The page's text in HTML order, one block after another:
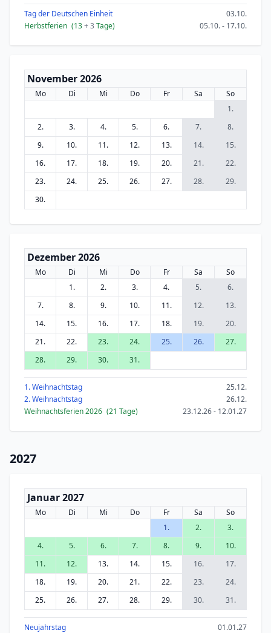
Tag der Deutschen Einheit
03.10.
Herbstferien (13+ 3 Tage) 05.10. - 17.10.
November 2026
Mo Di Mi Do Fr Sa
So
1.
2.
3. 4. 5. 6. 7.
8.
9.
10. 11. 12. 13. 14.
15.
16.
17. 18. 19. 20. 21.
22.
23.
24. 25. 26. 27. 28.
29.
30.
Dezember 2026
Mo Di Mi Do Fr Sa
So
1.
2. 3. 4. 5.
6.
7.
8. 9. 10. 11. 12.
13.
14.
15. 16. 17. 18. 19.
20.
21.
22. 23. 24. 25. 26.
27.
28.
29. 30. 31.
1. Weihnachtstag
25.12.
2. Weihnachtstag
26.12.
Weihnachtsferien 2026 (21 Tage) 23.12.26 - 12.01.27
2027
Januar 2027
Mo Di Mi Do Fr Sa
So
1.
2.
3.
4.
5. 6. 7. 8. 9.
10.
11.
12. 13. 14. 15. 16.
17.
18.
19. 20. 21. 22. 23.
24.
25.
26. 27. 28. 29. 30. 31.
Neujahrstag
01.01.27